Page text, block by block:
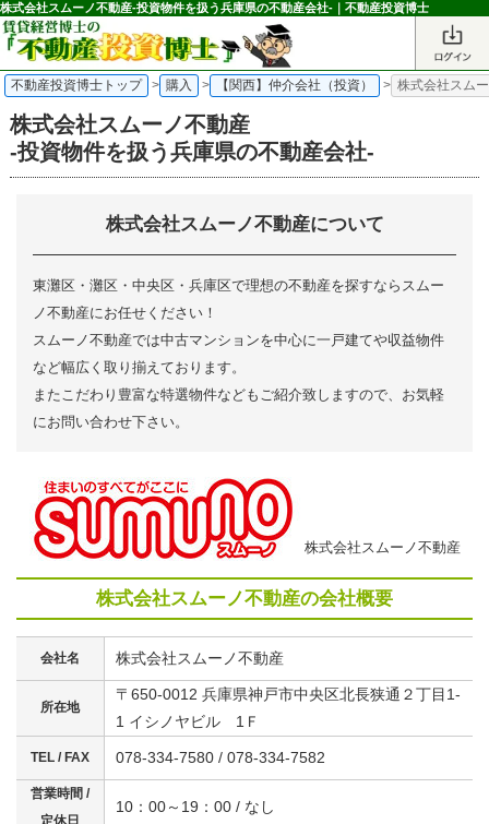
株式会社スムーノ不動産-投資物件を扱う兵庫県の不動産会社-｜不動産投資博士
不動産投資博士トップ > 購入 > 【関西】仲介会社（投資） > 株式会社スム
株式会社スムーノ不動産
-投資物件を扱う兵庫県の不動産会社-
株式会社スムーノ不動産について
東灘区・灘区・中央区・兵庫区で理想の不動産を探すならスムー
ノ不動産にお任せください！
スムーノ不動産では中古マンションを中心に一戸建てや収益物件
など幅広く取り揃えております。
またこだわり豊富な特選物件などもご紹介致しますので、お気軽
にお問い合わせ下さい。
株式会社スムーノ不動産
株式会社スムーノ不動産の会社概要
会社名 株式会社スムーノ不動産
所在地
〒650-0012 兵庫県神戸市中央区北長狭通２丁目1-
1 イシノヤビル 1Ｆ
TEL / FAX 078-334-7580 / 078-334-7582
営業時間 /
定休日
10：00～19：00 / なし